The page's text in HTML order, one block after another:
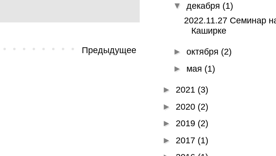
Предыдущее
▼ декабря (1)
2022.11.27 Семинар
Каширке
► октября (2)
► мая (1)
► 2021 (3)
► 2020 (2)
► 2019 (2)
► 2017 (1)